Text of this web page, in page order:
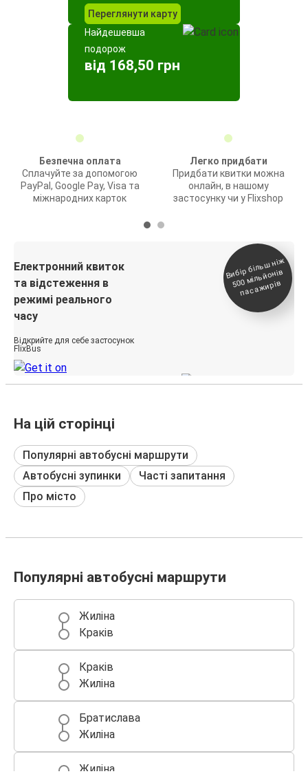
Переглянути карту
Найдешевша
подорож
від 168,50 грн
Безпечна оплата
Сплачуйте за допомогою
PayPal, Google Pay, Visa та
міжнародних карток
Легко придбати
Придбати квитки можна
онлайн, в нашому
застосунку чи у Flixshop
Електронний квиток
та відстеження в
режимі реального
часу
Відкрийте для себе застосунок
FlixBus
Вибір біль
ш ні
ж
500
мільйонів
паса
жирів
На цій сторінці
Популярні автобусні маршрути
Автобусні зупинки
Часті запитання
Про місто
Популярні автобусні маршрути
Жиліна
Краків
Краків
Жиліна
Братислава
Жиліна
Жиліна